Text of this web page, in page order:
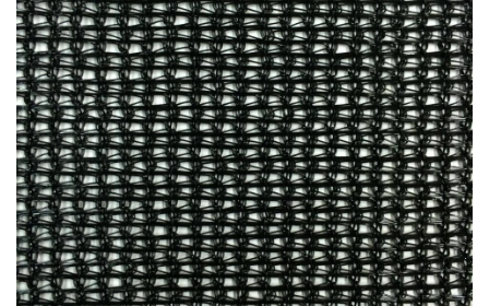
LƯỚI HÀNG RÀO HÌNH VUÔNG